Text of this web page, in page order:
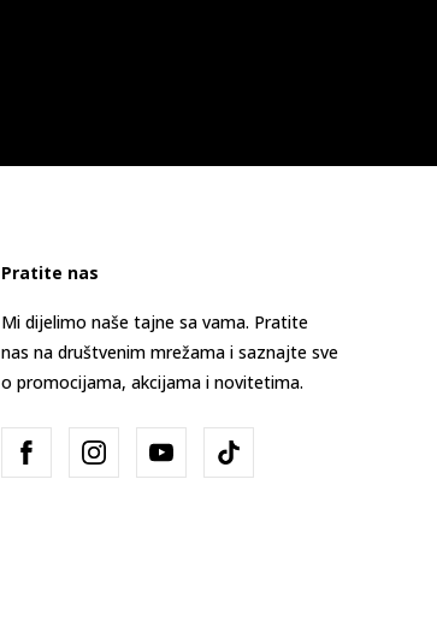
Pratite nas
Mi dijelimo naše tajne sa vama. Pratite
nas na društvenim mrežama i saznajte sve
o promocijama, akcijama i novitetima.